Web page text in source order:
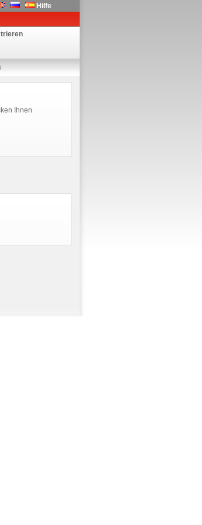
Hilfe
Ihnen